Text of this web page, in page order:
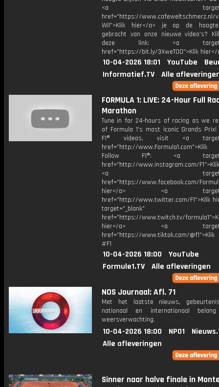
<a
href="https://www.cafeweltschmerz.nl/
Wil">Klik hier</a> je op de
gebracht van onze nieuwe video's?
deze link: <a
href="https://bit.ly/3XweTO0">Klik hier</
10-04-2026 18:01 YouTube
Informatief.TV
Alle
FORMULA 1: LIVE: 24-Hour Full
Marathon
Tune in for 24-hours of racing as we
of Formula 1's most iconic Grands
F1® videos, visit <a
href="http://
Follow F1®: <a
href="http://www.instagram.com/
<a
href="https://www.facebook.com/
hier</a> <a
href="http://www.twitter.com/F1">Klik
target="_blank"
href="https://www.twitch.tv/
hier</a> <a
href="https://www.tiktok.com/
#F1
10-04-2026 18:00
YouTube
Formule1.TV
Alle afleveringen
NOS Journaal: Afl. 71
Met het laatste nieuws,
nationaal en internationaal
weersverwachting.
10-04-2026 18:00 NPO1
Alle afleveringen
Sinner naar halve finale in